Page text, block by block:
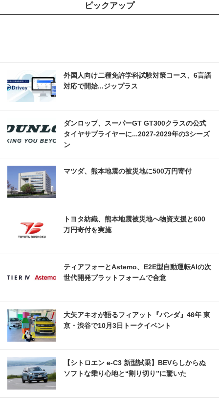
ピックアップ
外国人向け二種免許学科試験対策コース、6言語
対応で開始...ジップラス
ダンロップ、スーパーGT GT300クラスの公式
タイヤサプライヤーに...2027‐2029年の3シーズ
ン
マツダ、熊本地震の被災地に500万円寄付
トヨタ紡織、熊本地震被災地へ物資支援と600
万円寄付を実施
ティアフォーとAstemo、E2E型自動運転AIの次
世代開発プラットフォームで合意
大矢アキオが語るフィアット『パンダ』46年 東
京・渋谷で10月3日トークイベント
【シトロエン e-C3 新型試乗】BEVらしからぬ
ソフトな乗り心地と“割り切り”に驚いた